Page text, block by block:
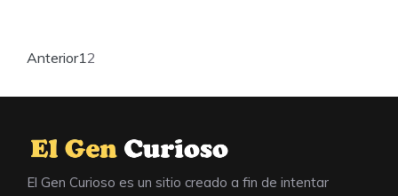
Anterior12
El Gen Curioso es un sitio creado a fin de intentar